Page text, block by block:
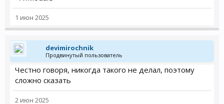
1 июн 2025
devimirochnik
Продвинутый пользователь
Честно говоря, никогда такого не делал, поэтому
сложно сказать
2 июн 2025